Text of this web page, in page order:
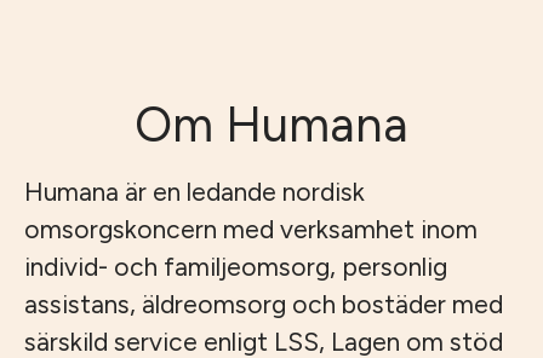
Om Humana
Humana är en ledande nordisk
omsorgskoncern med verksamhet inom
individ- och familjeomsorg, personlig
assistans, äldreomsorg och bostäder med
särskild service enligt LSS, Lagen om stöd